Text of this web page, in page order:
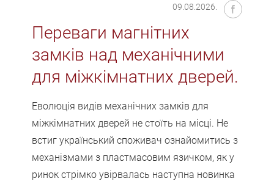
09.08.2026.
Переваги магнітних
замків над механічними
для міжкімнатних дверей.
Еволюція видів механічних замків для
міжкімнатних дверей не стоїть на місці. Не
встиг український споживач ознайомитись з
механізмами з пластмасовим язичком, як у
ринок стрімко увірвалась наступна новинка